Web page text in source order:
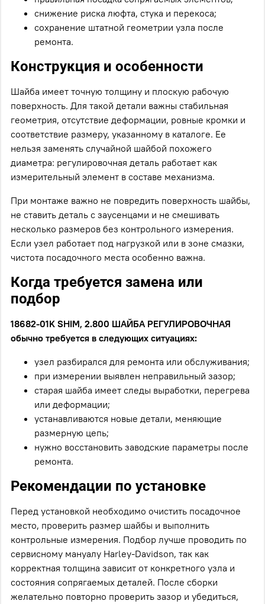
снижение риска люфта, стука и перекоса;
сохранение штатной геометрии узла после
ремонта.
Конструкция и особенности
Шайба имеет точную толщину и плоскую рабочую
поверхность. Для такой детали важны стабильная
геометрия, отсутствие деформации, ровные кромки и
соответствие размеру, указанному в каталоге. Ее
нельзя заменять случайной шайбой похожего
диаметра: регулировочная деталь работает как
измерительный элемент в составе механизма.
При монтаже важно не повредить поверхность шайбы,
не ставить деталь с заусенцами и не смешивать
несколько размеров без контрольного измерения.
Если узел работает под нагрузкой или в зоне смазки,
чистота посадочного места особенно важна.
Когда требуется замена или
подбор
18682-01K SHIM, 2.800 ШАЙБА РЕГУЛИРОВОЧНАЯ
обычно требуется в следующих ситуациях:
узел разбирался для ремонта или обслуживания;
при измерении выявлен неправильный зазор;
старая шайба имеет следы выработки, перегрева
или деформации;
устанавливаются новые детали, меняющие
размерную цепь;
нужно восстановить заводские параметры после
ремонта.
Рекомендации по установке
Перед установкой необходимо очистить посадочное
место, проверить размер шайбы и выполнить
контрольные измерения. Подбор лучше проводить по
сервисному мануалу Harley-Davidson, так как
корректная толщина зависит от конкретного узла и
состояния сопрягаемых деталей. После сборки
желательно повторно проверить зазор и убедиться,